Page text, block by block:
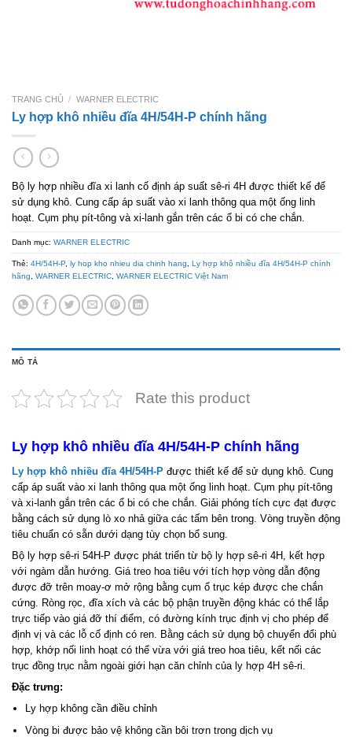
TRANG CHỦ / WARNER ELECTRIC
Ly hợp khô nhiều đĩa 4H/54H-P chính hãng
Bộ ly hợp nhiều đĩa xi lanh cố định áp suất sê-ri 4H được thiết kế để
sử dụng khô. Cung cấp áp suất vào xi lanh thông qua một ống linh
hoạt. Cụm phụ pít-tông và xi-lanh gắn trên các ổ bi có che chắn.
Danh mục: WARNER ELECTRIC
Thẻ: 4H/54H-P ly hop kho nhieu dia chinh hang
Ly hợp khô nhiều đĩa 4H/54H-P chính
hãng
WARNER ELECTRIC WARNER ELECTRIC Việt Nam
MÔ TẢ
Rate this product
Ly hợp khô nhiều đĩa 4H/54H-P chính hãng
Ly hợp khô nhiều đĩa 4H/54H-P được thiết kế để sử dụng khô. Cung
cấp áp suất vào xi lanh thông qua một ống linh hoạt. Cụm phụ pít-tông
và xi-lanh gắn trên các ổ bi có che chắn. Giải phóng tích cực đạt được
bằng cách sử dụng lò xo nhả giữa các tấm bên trong. Vòng truyền động
tiêu chuẩn có sẵn dưới dạng tùy chọn bổ sung.
Bộ ly hợp sê-ri 54H-P được phát triển từ bộ ly hợp sê-ri 4H, kết hợp
với ngàm dẫn hướng. Giá treo hoa tiêu với tích hợp vòng dẫn động
được đỡ trên moay-ơ mở rộng bằng cụm ổ trục kép được che chắn
cứng. Ròng rọc, đĩa xích và các bộ phận truyền động khác có thể lắp
trực tiếp vào giá đỡ thí điểm, có đường kính trục định vị cho phép để
định vị và các lỗ cố định có ren. Bằng cách sử dụng bộ chuyển đổi phù
hợp, khớp nối linh hoạt có thể vừa với giá treo hoa tiêu, kết nối các
trục đồng trục nằm ngoài giới hạn căn chỉnh của ly hợp 4H sê-ri.
Đặc trưng:
Ly hợp không cần điều chỉnh
Vòng bi được bảo vệ không cần bôi trơn trong dịch vụ